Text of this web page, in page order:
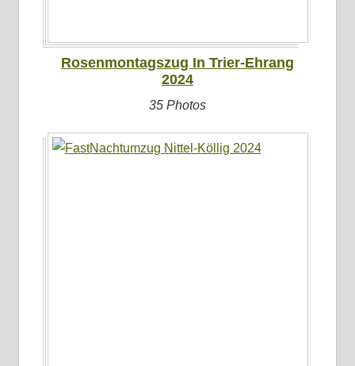
Rosenmontagszug In Trier-Ehrang
2024
35 Photos